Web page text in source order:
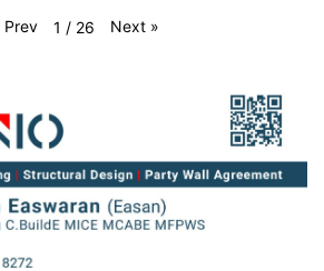
Prev 1 / 26 Next »